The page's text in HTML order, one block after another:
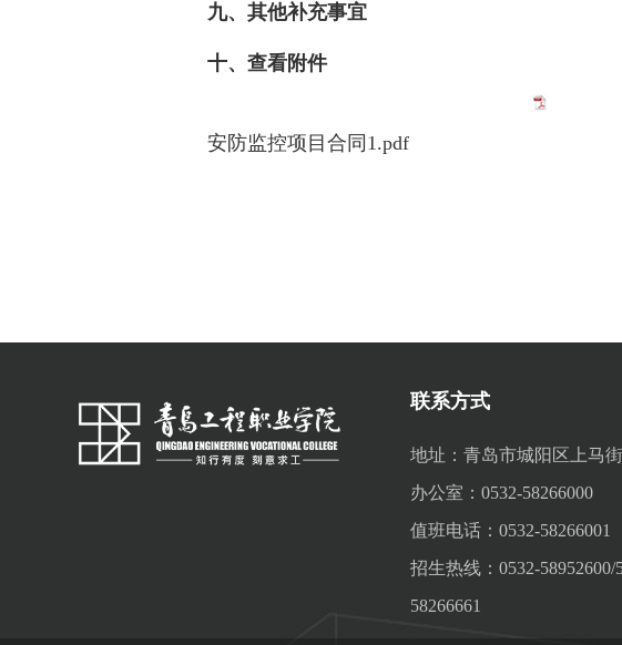
九、其他补充事宜
十、查看附件
安防监控项目合同1.pdf
联系方式
地址：青岛市城阳区上马
办公室：0532-58266000
值班电话：0532-58266001
招生热线：0532-58952600/
58266661